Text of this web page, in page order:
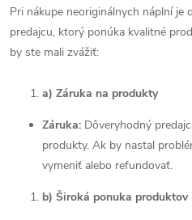
Pri nákupe neoriginálnych náplní je
predajcu, ktorý ponúka kvalitné
by ste mali zvážiť:
a) Záruka na produkty
Záruka: Dôveryhodný
produkty. Ak by nastal
vymeniť alebo refundovať.
b) Široká ponuka produktov